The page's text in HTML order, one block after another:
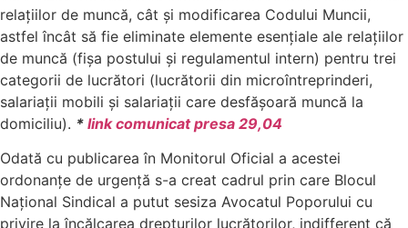
relațiilor de muncă, cât și modificarea Codului Muncii,
astfel încât să fie eliminate elemente esențiale ale relațiilor
de muncă (fișa postului și regulamentul intern) pentru trei
categorii de lucrători (lucrătorii din microîntreprinderi,
salariații mobili și salariații care desfășoară muncă la
domiciliu). * link comunicat presa 29,04
Odată cu publicarea în Monitorul Oficial a acestei
ordonanțe de urgență s-a creat cadrul prin care Blocul
Național Sindical a putut sesiza Avocatul Poporului cu
privire la încălcarea drepturilor lucrătorilor, indifferent că